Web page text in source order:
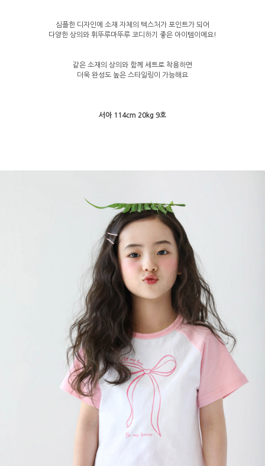
심플한 디자인에 소재 자체의 텍스처가 포인트가 되어
다양한 상의와 휘뚜루마뚜루 코디하기 좋은 아이템이에요!
같은 소재의 상의와 함께 세트로 착용하면
더욱 완성도 높은 스타일링이 가능해요
서아 114cm 20kg 9호